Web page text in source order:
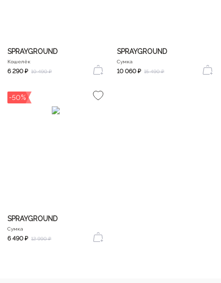
SPRAYGROUND
Кошелёк
6 290 ₽ 10 490 ₽
SPRAYGROUND
Сумка
10 060 ₽ 15 490 ₽
-50%
SPRAYGROUND
Сумка
6 490 ₽ 12 990 ₽